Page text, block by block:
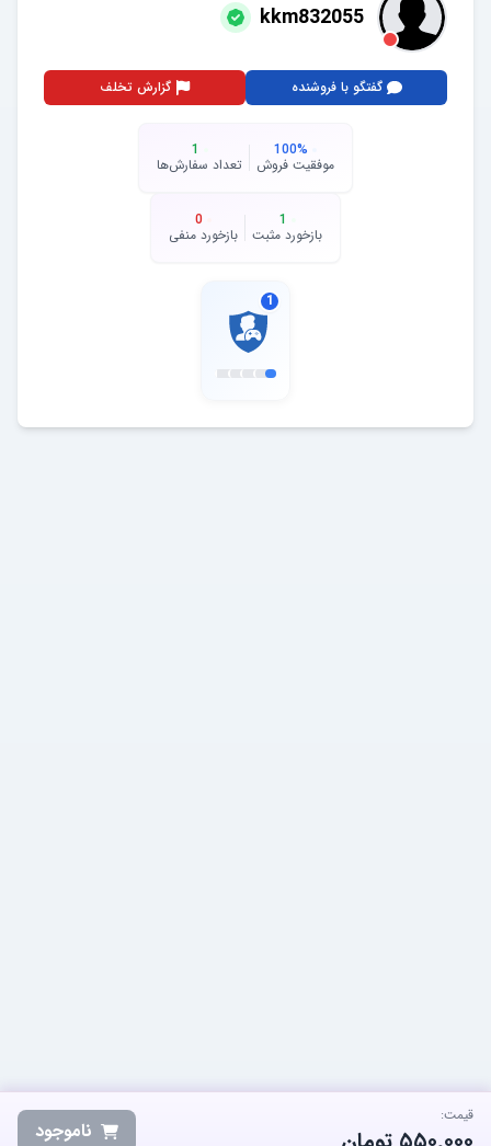
kkm832055
گفتگو با فروشنده گزارش تخلف
100%
موفقیت فروش
1
تعداد سفارش‌ها
1
بازخورد مثبت
0
بازخورد منفی
1
قیمت:
ناموجود